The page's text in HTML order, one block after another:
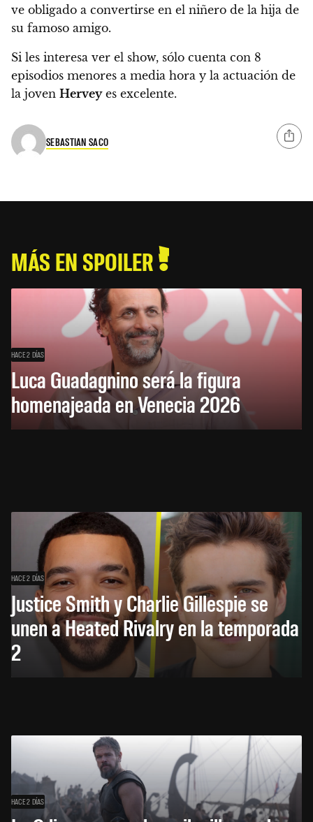
ve obligado a convertirse en el niñero de la hija de
su famoso amigo.
Si les interesa ver el show, sólo cuenta con 8
episodios menores a media hora y la actuación de
la joven Herveyes excelente.
SEBASTIAN SACO
MÁS EN SPOILER
HACE 2 DÍAS
Luca Guadagnino será la figura
homenajeada en Venecia 2026
HACE 2 DÍAS
Justice Smith y Charlie Gillespie se
unen a Heated Rivalry en la temporada
2
HACE 2 DÍAS